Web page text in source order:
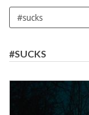
#SUCKS